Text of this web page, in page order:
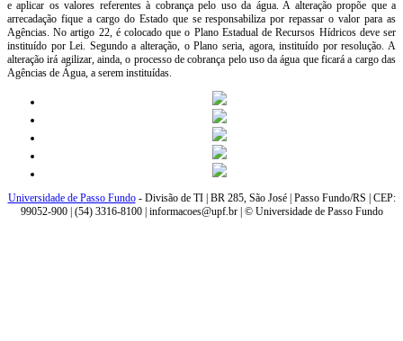
e aplicar os valores referentes à cobrança pelo uso da água. A alteração propõe que a
arrecadação fique a cargo do Estado que se responsabiliza por repassar o valor para as
Agências. No artigo 22, é colocado que o Plano Estadual de Recursos Hídricos deve ser
instituído por Lei. Segundo a alteração, o Plano seria, agora, instituído por resolução. A
alteração irá agilizar, ainda, o processo de cobrança pelo uso da água que ficará a cargo das
Agências de Água, a serem instituídas.
Universidade de Passo Fundo- Divisão de TI | BR 285, São José | Passo Fundo/RS | CEP:
99052-900 | (54) 3316-8100 | informacoes@upf.br | © Universidade de Passo Fundo